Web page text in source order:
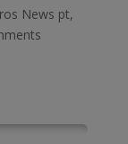
News pt,